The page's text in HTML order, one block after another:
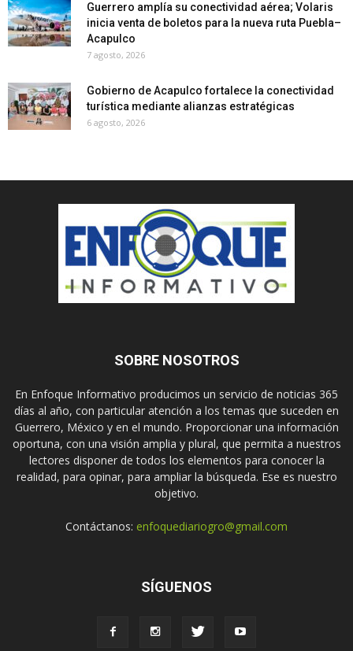
Guerrero amplía su conectividad aérea; Volaris
inicia venta de boletos para la nueva ruta Puebla–
Acapulco
7 agosto, 2026
Gobierno de Acapulco fortalece la conectividad
turística mediante alianzas estratégicas
6 agosto, 2026
SOBRE NOSOTROS
En Enfoque Informativo producimos un servicio de noticias 365
días al año, con particular atención a los temas que suceden en
Guerrero, México y en el mundo. Proporcionar una información
oportuna, con una visión amplia y plural, que permita a nuestros
lectores disponer de todos los elementos para conocer la
realidad, para opinar, para ampliar la búsqueda. Ese es nuestro
objetivo.
Contáctanos: enfoquediariogro@gmail.com
SÍGUENOS